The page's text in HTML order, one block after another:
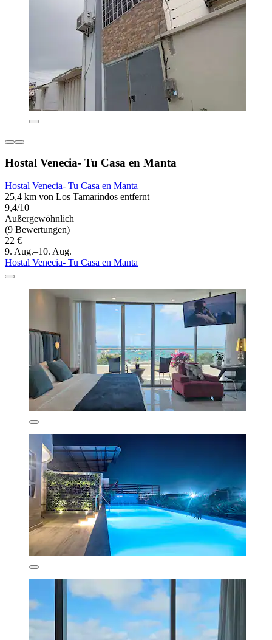
Hostal Venecia- Tu Casa en Manta
Hostal Venecia- Tu Casa en Manta
25,4 km von Los Tamarindos entfernt
9,4/10
Außergewöhnlich
(9 Bewertungen)
22 €
9. Aug.–10. Aug.
Hostal Venecia- Tu Casa en Manta